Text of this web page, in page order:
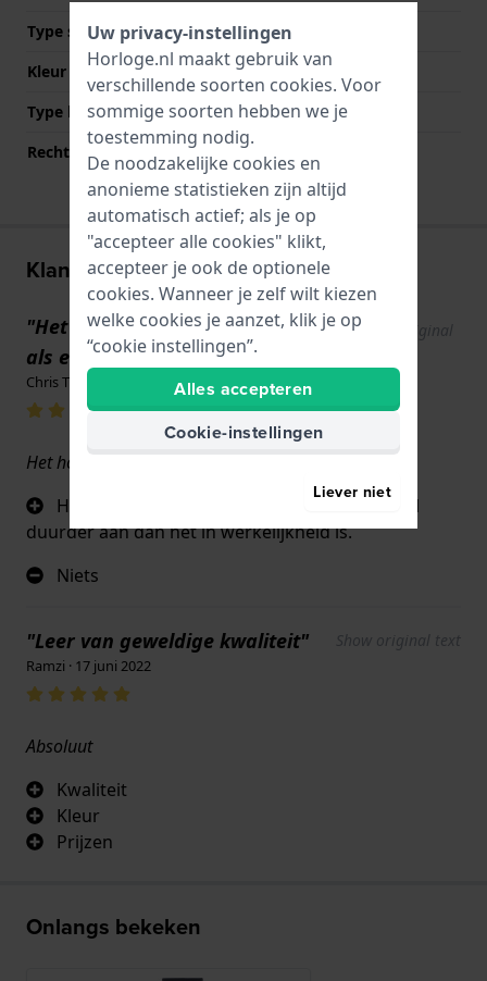
Type sluiting
Gesp
Kleur sluiting
Zilver
Type bevestiging
Bandpennen
Rechte bandaanzet
Ja
Klantenreviews
"Het horloge ziet eruit en voelt aan
als een"
Show original
Chris Thomas · 17 juni 2022
Het horloge is voor mij molto bellisimo
Het ziet er veel duurder uit en voelt ook veel
duurder aan dan het in werkelijkheid is.
Niets
"Leer van geweldige kwaliteit" Show original text
Ramzi · 17 juni 2022
Absoluut
Kwaliteit
Kleur
Prijzen
Onlangs bekeken
Uw privacy-instellingen
Horloge.nl maakt gebruik van
verschillende soorten cookies. Voor
sommige soorten hebben we je
toestemming nodig.
De noodzakelijke cookies en
anonieme statistieken zijn altijd
automatisch actief; als je op
"accepteer alle cookies" klikt,
accepteer je ook de optionele
cookies. Wanneer je zelf wilt kiezen
welke cookies je aanzet, klik je op
“cookie instellingen”.
Alles accepteren
Cookie-instellingen
Liever niet